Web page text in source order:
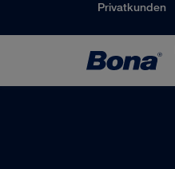
Privatkunden